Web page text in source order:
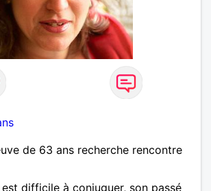
de 63 ans recherche rencontre
difficile à conjuguer, son passé